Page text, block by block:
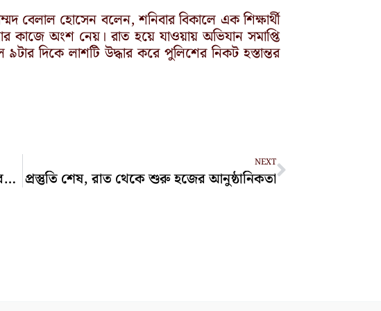
বেলাল হোসেন বলেন, শনিবার বিকালে এক শিক্ষার্থী
কাজে অংশ নেয়। রাত হয়ে যাওয়ায় অভিযান সমাপ্তি
দিকে লাশটি উদ্ধার করে পুলিশের নিকট হস্তান্তর
শিশু রামিসা হত্যা: ধর্ষণের প্রমাণ মিলেছে ফরেনসিক রিপোর্টে
NEXT
প্রস্তুতি শেষ, রাত থেকে শুরু হজের আনুষ্ঠানিকতা
Next